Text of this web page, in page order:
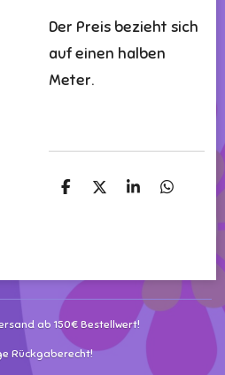
Der Preis bezieht sich
auf einen halben
Meter.
T
T
T
T
ab 150€ Bestellwert!
Rückgaberecht!